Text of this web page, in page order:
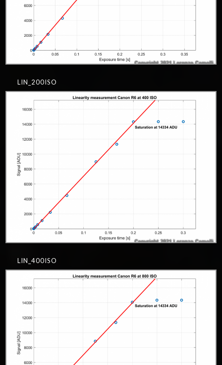
LIN_200ISO
LIN_400ISO